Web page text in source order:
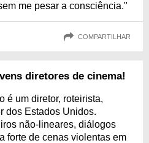
me pesar a consciência."
COMPARTILHAR
diretores de cinema!
é um diretor, roteirista,
dos Estados Unidos.
não-lineares, diálogos
forte de cenas violentas em